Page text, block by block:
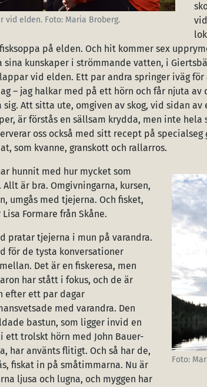
vid elden. Foto: Maria Broberg.
på elden. Och hit kommer sex
sina kunskaper i strömmande vatten, i
vid elden. Ett par andra springer iväg
– jag halkar med på ett hörn och får njuta
sig. Att sitta ute, omgiven av skog, vid sidan
är förstås en sällsam krydda, men inte
oss också med sitt recept på specialseg
som kvanne, granskott och rallarros.
Foto:
hunnit med hur mycket som
Allt är bra. Omgivningarna, kursen,
umgås med tjejerna. Och fisket,
Lisa Formare från Skåne.
pratar tjejerna i mun på varandra.
för de tysta konversationer
Det är en fiskeresa, men
har stått i fokus, och de är
efter ett par dagar
med varandra. Den
bastun, som ligger invid en
ett trolskt hörn med John Bauer-
har använts flitigt. Och så har de,
fiskat in på småtimmarna. Nu är
ljusa och lugna, och myggen har